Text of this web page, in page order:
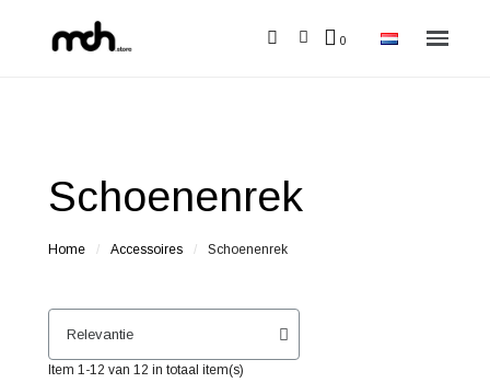
Schoenenrek
Home Accessoires Schoenenrek
Item 1-12 van 12 in totaal item(s)